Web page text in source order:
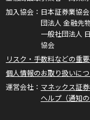
日本証券業協
団法人 金融先
一般社団法人
協会
リスク・手数料などの重
個人情報のお取り扱いに
マネックス証
ヘルプ（通知の